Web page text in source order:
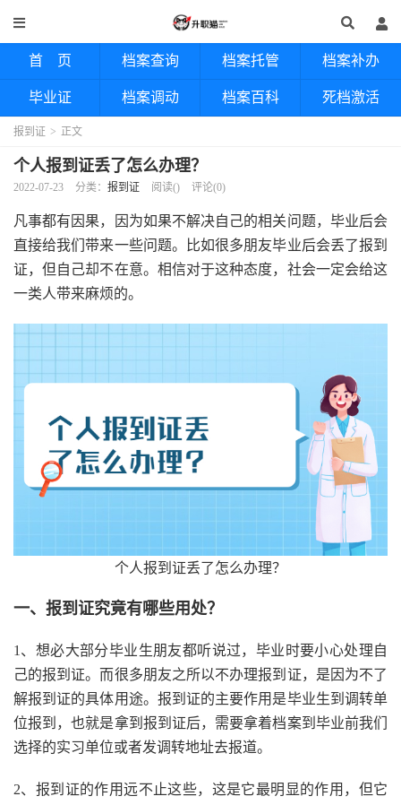
首 页 档案查询 档案托管 档案补办
毕业证 档案调动 档案百科 死档激活
报到证 > 正文
个人报到证丢了怎么办理？
2022-07-23 分类： 报到证 阅读() 评论(0)
凡事都有因果，因为如果不解决自己的相关问题，毕业后会
直接给我们带来一些问题。比如很多朋友毕业后会丢了报到
证，但自己却不在意。相信对于这种态度，社会一定会给这
一类人带来麻烦的。
个人报到证丢了怎么办理？
一、报到证究竟有哪些用处？
1、想必大部分毕业生朋友都听说过，毕业时要小心处理自
己的报到证。而很多朋友之所以不办理报到证，是因为不了
解报到证的具体用途。报到证的主要作用是毕业生到调转单
位报到，也就是拿到报到证后，需要拿着档案到毕业前我们
选择的实习单位或者发调转地址去报道。
2、报到证的作用远不止这些，这是它最明显的作用，但它